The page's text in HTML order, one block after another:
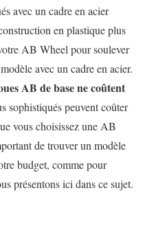
avec un cadre en acier
en plastique plus
AB Wheel pour soulever
avec un cadre en acier.
AB de base ne coûtent
sophistiqués peuvent coûter
vous choisissez une AB
de trouver un modèle
budget, comme pour
présentons ici dans ce sujet.